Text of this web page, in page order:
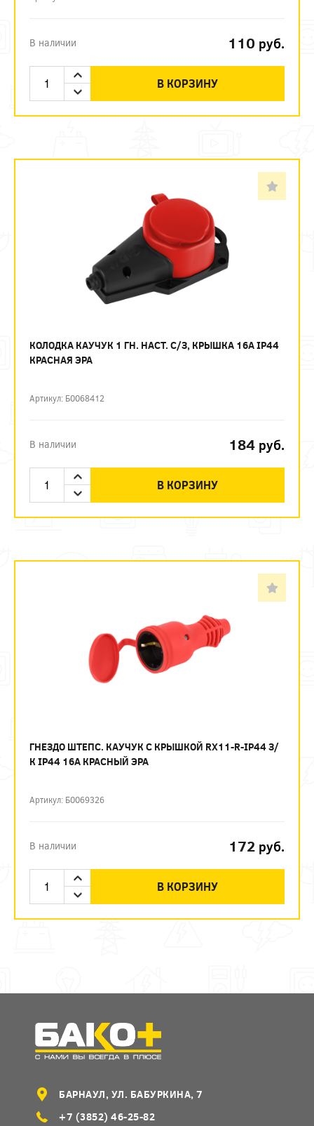
В наличии 110 руб.
В КОРЗИНУ
КОЛОДКА КАУЧУК 1 ГН. НАСТ. С/З, КРЫШКА 16A IP44
КРАСНАЯ ЭРА
Артикул: Б0068412
В наличии 184 руб.
В КОРЗИНУ
ГНЕЗДО ШТЕПС. КАУЧУК С КРЫШКОЙ RX11-R-IP44 З/
К IP44 16А КРАСНЫЙ ЭРА
Артикул: Б0069326
В наличии 172 руб.
В КОРЗИНУ
БАРНАУЛ, УЛ. БАБУРКИНА, 7
+7 (3852) 46-25-82